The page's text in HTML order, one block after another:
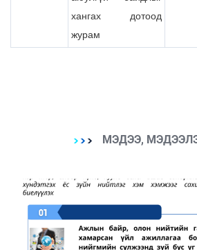
хангах дотоод
журам
МЭДЭЭ,